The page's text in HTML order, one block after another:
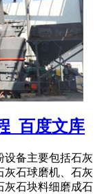
_百度文库
设备主要包括石灰
灰石球磨机、石灰
灰石块料细磨成石